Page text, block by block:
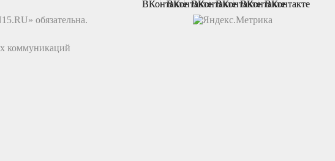
обязательна.
коммуникаций